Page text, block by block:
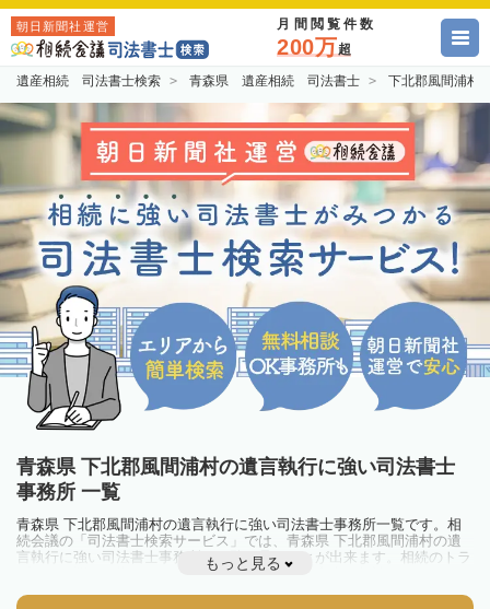
朝日新聞社運営 月間閲覧件数
200万超
遺産相続 司法書士検索 青森県 遺産相続 司法書士 下北郡風間浦
青森県 下北郡風間浦村の遺言執行に強い司法書士
事務所 一覧
青森県 下北郡風間浦村の遺言執行に強い司法書士事務所一覧です。相
続会議の「司法書士検索サービス」では、青森県 下北郡風間浦村の遺
言執行に強い司法書士事務所を一覧で見ることが出来ます。相続のトラ
ブルやお悩みを抱えている方は一度近隣の司法書士に相談してみましょ
もっと見る